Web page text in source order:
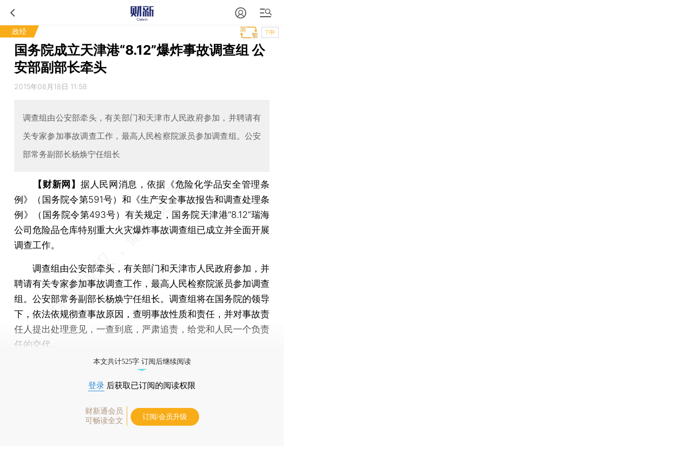
政经 T中
国务院成立天津港“8.12”爆炸事故调查组 公
安部副部长牵头
2015年08月18日 11:58
调查组由公安部牵头，有关部门和天津市人民政府参加，并聘请有
关专家参加事故调查工作，最高人民检察院派员参加调查组。公安
部常务副部长杨焕宁任组长
【财新网】 据人民网消息，依据《危险化学品安全管理条
例》（国务院令第591号）和《生产安全事故报告和调查处理条
例》（国务院令第493号）有关规定，国务院天津港“8.12”瑞海
公司危险品仓库特别重大火灾爆炸事故调查组已成立并全面开展
调查工作。
调查组由公安部牵头，有关部门和天津市人民政府参加，并
聘请有关专家参加事故调查工作，最高人民检察院派员参加调查
组。公安部常务副部长杨焕宁任组长。调查组将在国务院的领导
下，依法依规彻查事故原因，查明事故性质和责任，并对事故责
任人提出处理意见，一查到底，严肃追责，给党和人民一个负责
任的交代。
本文共计525字 订阅后继续阅读
登录 后获取已订阅的阅读权限
财新通会员
可畅读全文
订阅/会员升级